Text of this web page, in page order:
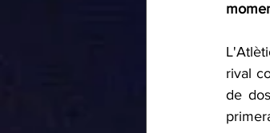
rival
de